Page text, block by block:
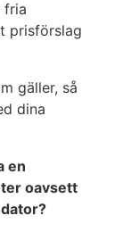
fria
prisförslag
gäller, så
dina
en
oavsett